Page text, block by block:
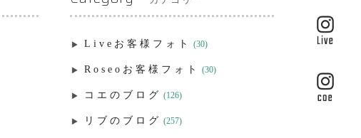
Liveお客様フォト (30)
Roseoお客様フォト (30)
コエのブログ (126)
リブのブログ (257)